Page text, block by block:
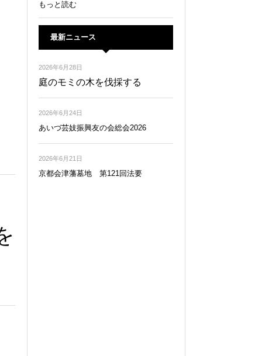
もっと読む
最新ニュース
2026年6月28日
庭のモミの木を伐採する
2026年6月24日
あいづ芸妓振興友の会総会2026
2026年6月21日
京都会津藩墓地 第121回法要